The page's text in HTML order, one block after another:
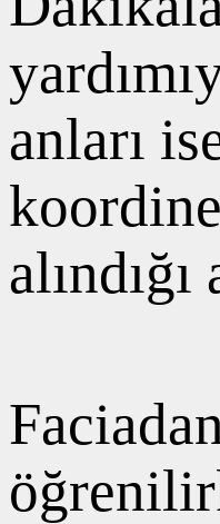
anları